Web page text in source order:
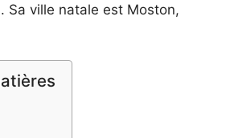
Sa ville natale est Moston,